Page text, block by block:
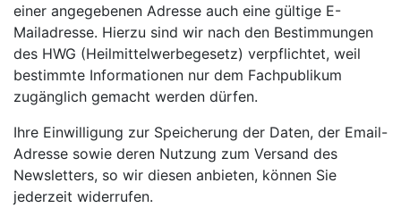
einer angegebenen Adresse auch eine gültige E-
Mailadresse. Hierzu sind wir nach den Bestimmungen
des HWG (Heilmittelwerbegesetz) verpflichtet, weil
bestimmte Informationen nur dem Fachpublikum
zugänglich gemacht werden dürfen.
Ihre Einwilligung zur Speicherung der Daten, der Email-
Adresse sowie deren Nutzung zum Versand des
Newsletters, so wir diesen anbieten, können Sie
jederzeit widerrufen.